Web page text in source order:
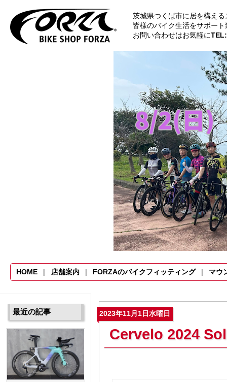
茨城県つくば市に居を構え
皆様のバイク生活をサポー
お問い合わせはお気軽に
HOME 店舗案内 FORZAのバイクフィッティング マウ
2023年11月1日水曜日
Cervelo 2024
最近の記事